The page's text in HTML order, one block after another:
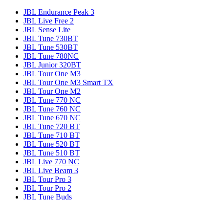
JBL Endurance Peak 3
JBL Live Free 2
JBL Sense Lite
JBL Tune 730BT
JBL Tune 530BT
JBL Tune 780NC
JBL Junior 320BT
JBL Tour One M3
JBL Tour One M3 Smart TX
JBL Tour One M2
JBL Tune 770 NC
JBL Tune 760 NC
JBL Tune 670 NC
JBL Tune 720 BT
JBL Tune 710 BT
JBL Tune 520 BT
JBL Tune 510 BT
JBL Live 770 NC
JBL Live Beam 3
JBL Tour Pro 3
JBL Tour Pro 2
JBL Tune Buds